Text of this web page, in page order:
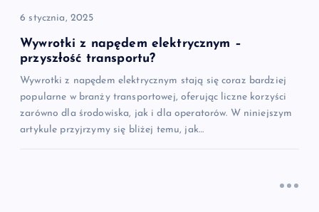
s
u
6 stycznia, 2025
Wywrotki z napędem elektrycznym –
przyszłość transportu?
Wywrotki z napędem elektrycznym stają się coraz bardziej
popularne w branży transportowej, oferując liczne korzyści
zarówno dla środowiska, jak i dla operatorów. W niniejszym
artykule przyjrzymy się bliżej temu, jak…